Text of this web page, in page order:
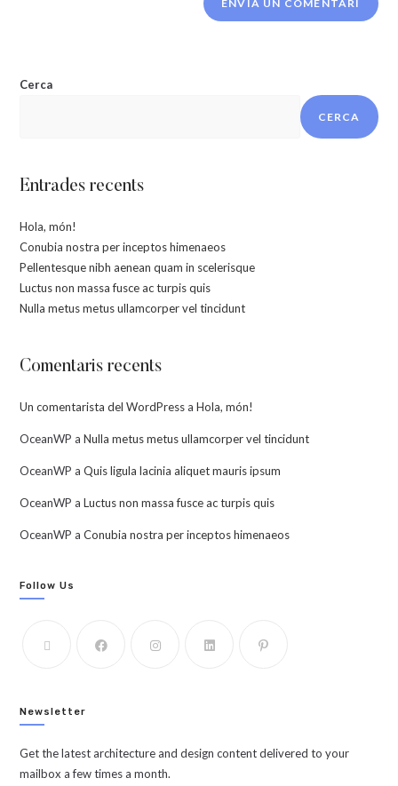
Cerca
CERCA
Entrades recents
Hola, món!
Conubia nostra per inceptos himenaeos
Pellentesque nibh aenean quam in scelerisque
Luctus non massa fusce ac turpis quis
Nulla metus metus ullamcorper vel tincidunt
Comentaris recents
Un comentarista del WordPressaHola, món!
OceanWP aNulla metus metus ullamcorper vel tincidunt
OceanWP aQuis ligula lacinia aliquet mauris ipsum
OceanWP aLuctus non massa fusce ac turpis quis
OceanWP aConubia nostra per inceptos himenaeos
Follow Us
Newsletter
Get the latest architecture and design content delivered to your
mailbox a few times a month.